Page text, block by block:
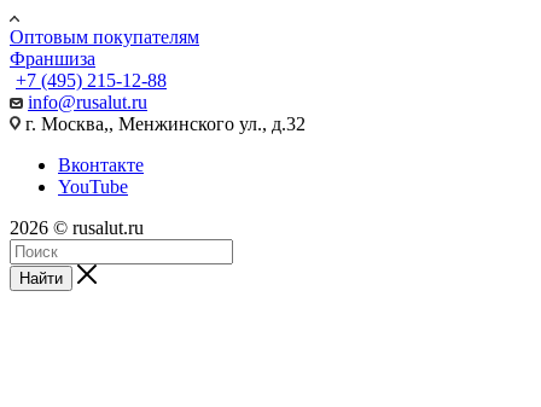
Оптовым покупателям
Франшиза
+7 (495) 215-12-88
info@rusalut.ru
г. Москва,, Менжинского ул., д.32
Вконтакте
YouTube
2026 © rusalut.ru
Найти